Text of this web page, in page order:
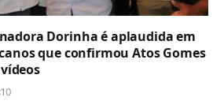
Dorinha é aplaudida em
que confirmou Atos Gomes